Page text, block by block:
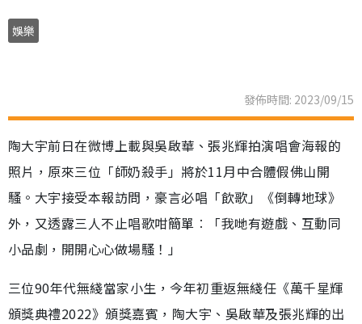
娛樂
發佈時間: 2023/09/15
陶大宇前日在微博上載與吳啟華、張兆輝拍演唱會海報的
照片，原來三位「師奶殺手」將於11月中合體假佛山開
騷。大宇接受本報訪問，豪言必唱「飲歌」《倒轉地球》
外，又透露三人不止唱歌咁簡單︰「我哋有遊戲、互動同
小品劇，開開心心做場騷！」
三位90年代無綫當家小生，今年初重返無綫任《萬千星輝
頒獎典禮2022》頒獎嘉賓，陶大宇、吳啟華及張兆輝的出